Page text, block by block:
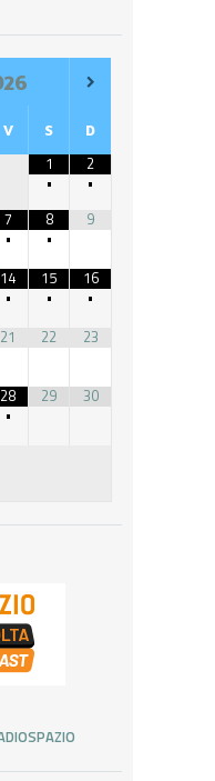
V S D
1
•
2
•
7
•
8
•
9
14
•
15
•
16
•
21 22 23
28
•
29 30